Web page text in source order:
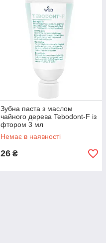
Зубна паста з маслом
чайного дерева Tebodont-F із
фтором 3 мл
Немає в наявності
26 ₴